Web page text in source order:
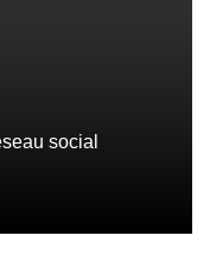
social